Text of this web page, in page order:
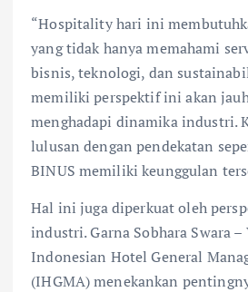
“Hospitality hari ini
yang tidak hanya memahami
bisnis, teknologi, dan
memiliki perspektif ini akan
menghadapi dinamika industri.
lulusan dengan pendekatan
BINUS memiliki keunggulan
Hal ini juga diperkuat oleh
industri. Garna Sobhara Swara
Indonesian Hotel General
(IHGMA) menekankan